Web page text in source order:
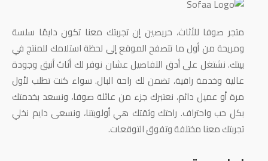
متجر صوفا للأثاث، حريصين إن تجربتك معنا تكون دايمًا سلسة
ومريحة من أول ما تتصفح الموقع إلى لحظة استلامك للمنتج في
بيتك. نشتغل على أدق التفاصيل عشان نوفر لك أثاث أنيق وجودة
عالية وخدمة راقية، تضمن لك راحة البال. سواء كنت تطلب لأول
مرة أو عميل دائم، نعتبرك جزء من عائلة صوفا، ونسعد بخدمتك
بكل حب واحتراف. راحتك وثقتك هي أولويتنا، ونسعى دايم نخلي
تجربتك معنا مختلفة وتفوق التوقعات.